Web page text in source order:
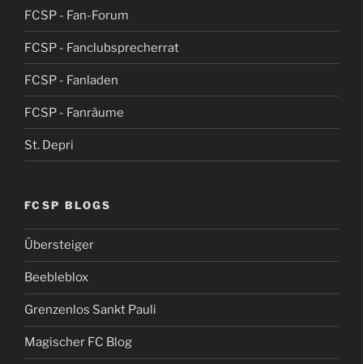
FCSP - Fan-Forum
FCSP - Fanclubsprecherrat
FCSP - Fanladen
FCSP - Fanräume
St. Depri
FCSP BLOGS
Übersteiger
Beebleblox
Grenzenlos Sankt Pauli
Magischer FC Blog